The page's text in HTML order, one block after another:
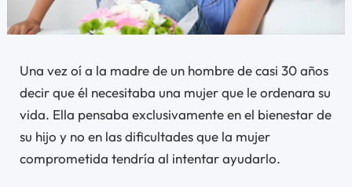
Una vez oí a la madre de un hombre de casi 30 años
decir que él necesitaba una mujer que le ordenara su
vida. Ella pensaba exclusivamente en el bienestar de
su hijo y no en las dificultades que la mujer
comprometida tendría al intentar ayudarlo.